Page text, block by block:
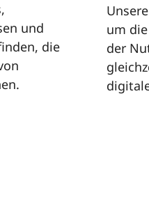
und
die
um
der